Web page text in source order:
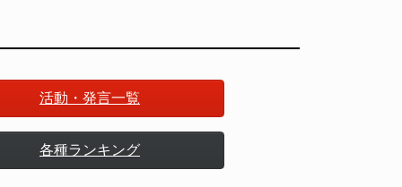
活動・発言一覧
各種ランキング